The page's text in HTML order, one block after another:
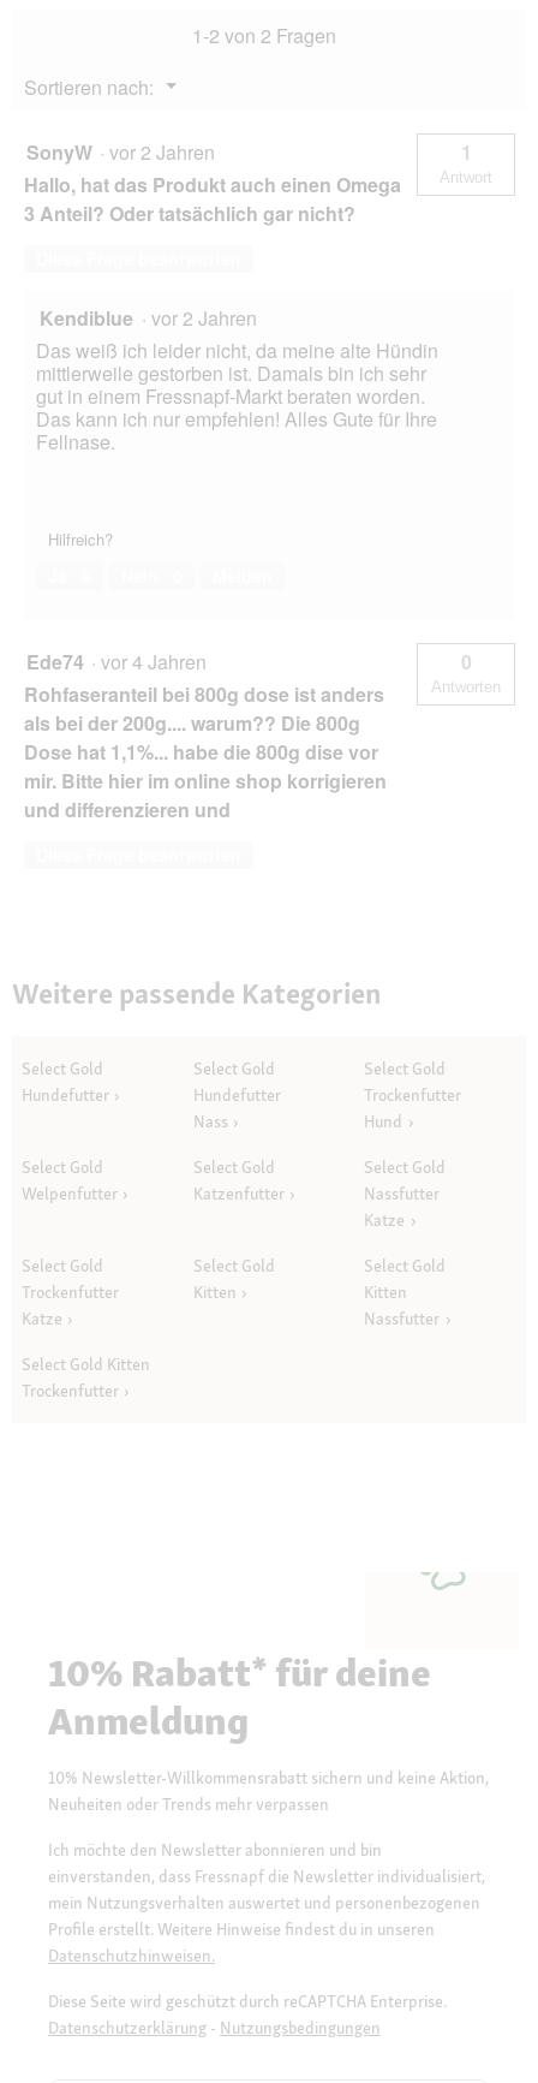
1-2 von 2 Fragen
Sortieren nach:
▼
Menü
SonyW · vor 2 Jahren
Hallo, hat das Produkt auch einen Omega
3 Anteil? Oder tatsächlich gar nicht?
1
Antwort
Kendiblue · vor 2 Jahren
Das weiß ich leider nicht, da meine alte Hündin
mittlerweile gestorben ist. Damals bin ich sehr
gut in einem Fressnapf-Markt beraten worden.
Das kann ich nur empfehlen! Alles Gute für Ihre
Fellnase.
Hilfreich?
Ede74 · vor 4 Jahren
Rohfaseranteil bei 800g dose ist anders
als bei der 200g.... warum?? Die 800g
Dose hat 1,1%... habe die 800g dise vor
mir. Bitte hier im online shop korrigieren
und differenzieren und
0
Antworten
Weitere passende Kategorien
Select Gold
Hundefutter
Select Gold
Hundefutter
Nass
Select Gold
Trockenfutter
Hund
Select Gold
Welpenfutter
Select Gold
Katzenfutter
Select Gold
Nassfutter
Katze
Select Gold
Trockenfutter
Katze
Select Gold
Kitten
Select Gold
Kitten
Nassfutter
Select Gold Kitten
Trockenfutter
10% Rabatt* für deine
Anmeldung
10% Newsletter-Willkommensrabatt sichern und keine Aktion,
Neuheiten oder Trends mehr verpassen
Ich möchte den Newsletter abonnieren und bin
einverstanden, dass Fressnapf die Newsletter individualisiert,
mein Nutzungsverhalten auswertet und personenbezogenen
Profile erstellt. Weitere Hinweise findest du in unseren
Datenschutzhinweisen.
Diese Seite wird geschützt durch reCAPTCHA Enterprise.
Datenschutzerklärung - Nutzungsbedingungen